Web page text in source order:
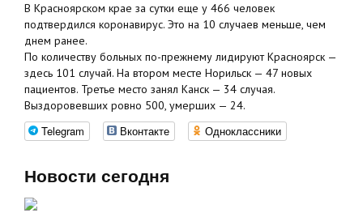
В Красноярском крае за сутки еще у 466 человек
подтвердился коронавирус. Это на 10 случаев меньше, чем
днем ранее.
По количеству больных по-прежнему лидируют Красноярск —
здесь 101 случай. На втором месте Норильск — 47 новых
пациентов. Третье место занял Канск — 34 случая.
Выздоровевших ровно 500, умерших — 24.
Telegram Вконтакте Одноклассники
Новости сегодня